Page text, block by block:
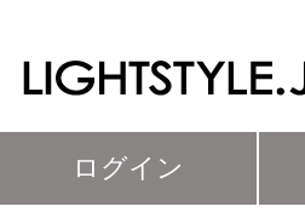
ログイン